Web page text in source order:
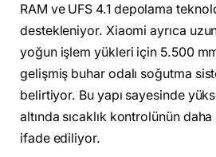
RAM ve UFS 4.1 depolama
destekleniyor. Xiaomi ayrıca
yoğun işlem yükleri için 5.500
gelişmiş buhar odalı soğutma
belirtiyor. Bu yapı sayesinde
altında sıcaklık kontrolünün
ifade ediliyor.